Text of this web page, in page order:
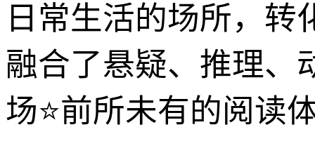
日常生活的场所，
融合了悬疑、推理、
场⭐前所未有的阅读